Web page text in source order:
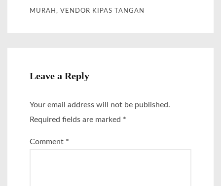
MURAH , VENDOR KIPAS TANGAN
Leave a Reply
Your email address will not be published.
Required fields are marked *
Comment *